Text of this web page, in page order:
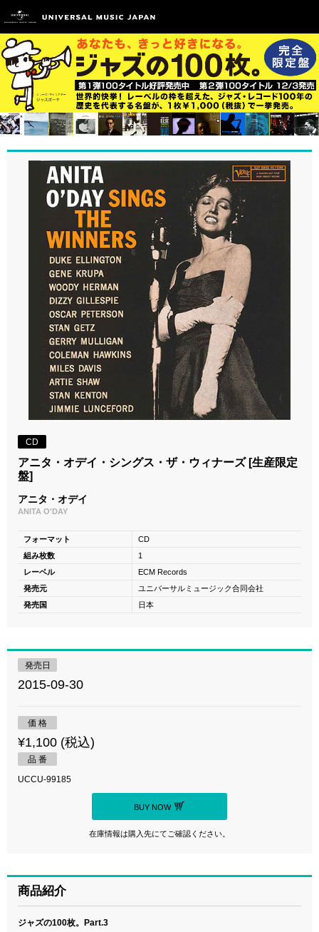
CD
アニタ・オデイ・シングス・ザ・ウィナーズ [生産限定
盤]
アニタ・オデイ
ANITA O'DAY
フォーマット
CD
組み枚数
1
レーベル
ECM Records
発売元
ユニバーサルミュージック合同会社
発売国
日本
発売日
2015-09-30
価 格
¥1,100 (税込)
品 番
UCCU-99185
BUY NOW
在庫情報は購入先にてご確認ください。
商品紹介
ジャズの100枚。Part.3